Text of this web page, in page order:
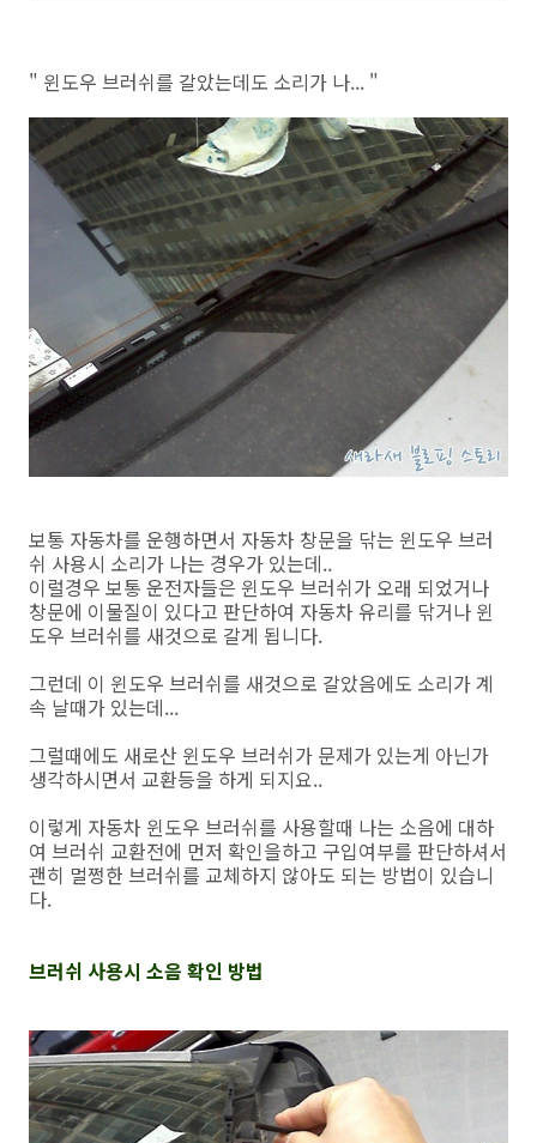
" 윈도우 브러쉬를 갈았는데도 소리가 나... "
보통 자동차를 운행하면서 자동차 창문을 닦는 윈도우 브러
쉬 사용시 소리가 나는 경우가 있는데..
이럴경우 보통 운전자들은 윈도우 브러쉬가 오래 되었거나
창문에 이물질이 있다고 판단하여 자동차 유리를 닦거나 윈
도우 브러쉬를 새것으로 갈게 됩니다.
그런데 이 윈도우 브러쉬를 새것으로 갈았음에도 소리가 계
속 날때가 있는데...
그럴때에도 새로산 윈도우 브러쉬가 문제가 있는게 아닌가
생각하시면서 교환등을 하게 되지요..
이렇게 자동차 윈도우 브러쉬를 사용할때 나는 소음에 대하
여 브러쉬 교환전에 먼저 확인을하고 구입여부를 판단하셔서
괜히 멀쩡한 브러쉬를 교체하지 않아도 되는 방법이 있습니
다.
브러쉬 사용시 소음 확인 방법